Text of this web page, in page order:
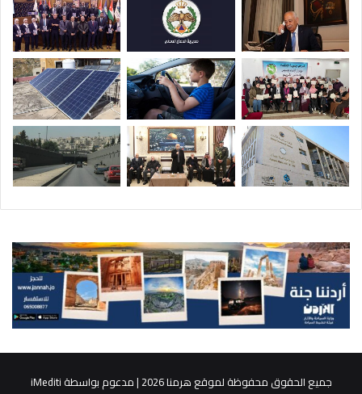
جميع الحقوق محفوظة لموقع هرمنا 2026 | مدعوم بواسطة iMediti